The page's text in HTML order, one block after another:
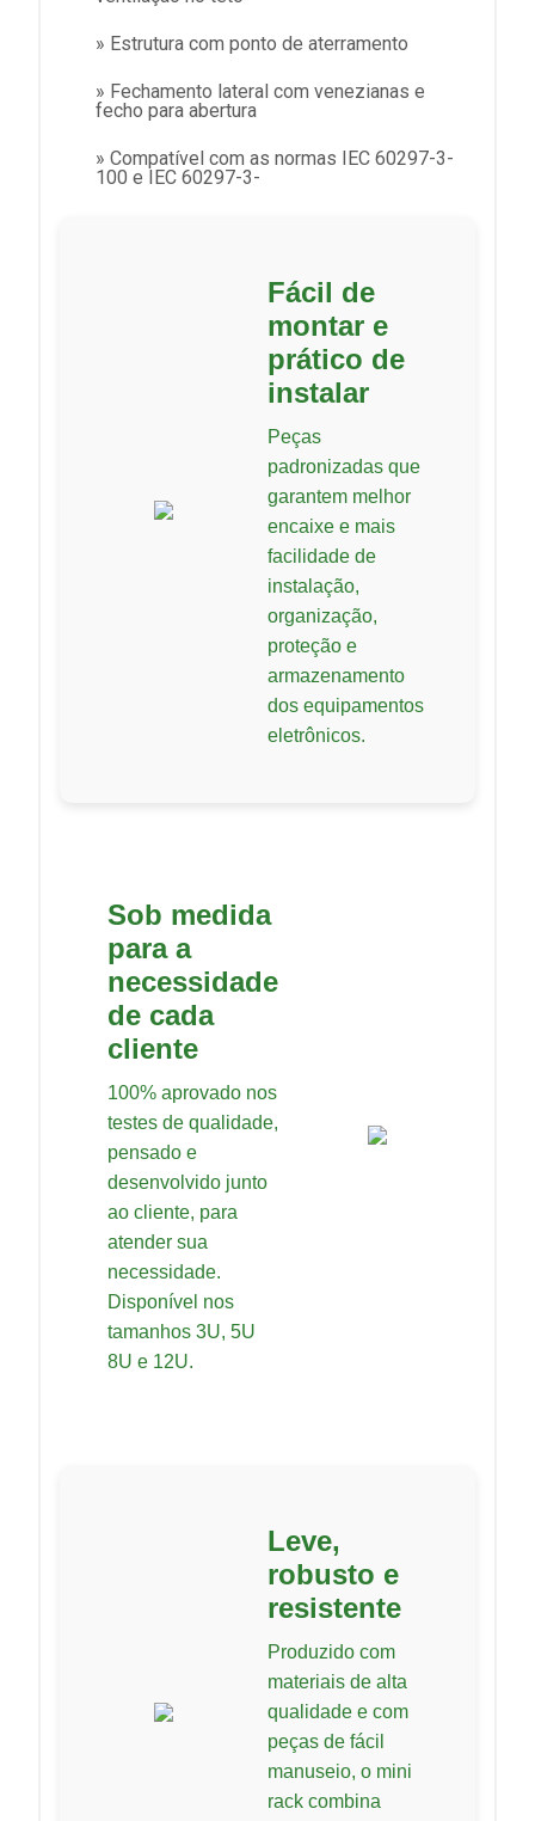
» Estrutura com ponto de aterramento
» Fechamento lateral com venezianas e
fecho para abertura
» Compatível com as normas IEC 60297-3-
100 e IEC 60297-3-
Fácil de
montar e
prático de
instalar
Peças
padronizadas que
garantem melhor
encaixe e mais
facilidade de
instalação,
organização,
proteção e
armazenamento
dos equipamentos
eletrônicos.
Sob medida
para a
necessidade
de cada
cliente
100% aprovado nos
testes de qualidade,
pensado e
desenvolvido junto
ao cliente, para
atender sua
necessidade.
Disponível nos
tamanhos 3U, 5U
8U e 12U.
Leve,
robusto e
resistente
Produzido com
materiais de alta
qualidade e com
peças de fácil
manuseio, o mini
rack combina